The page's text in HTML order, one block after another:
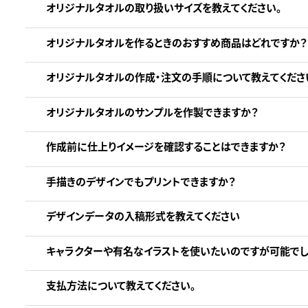
オリジナルタオルの取り扱いサイズを教えてください。
オリジナルタオルを作るときのおすすめ商品はどれですか？
オリジナルタオルの作成・注文の手順について教えてくださ
オリジナルタオルのサンプルを作製できますか？
作成前に仕上りイメージを確認することはできますか？
手描きのデザインでもプリントできますか？
デザインデータの入稿形式を教えてください
キャラクターや有名なイラストを使いたいのですが可能でし
支払方法について教えてください。